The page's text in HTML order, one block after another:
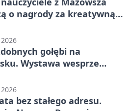
o nagrody za kreatywną
gołębi na
Wystawa wesprze
bez stałego adresu.